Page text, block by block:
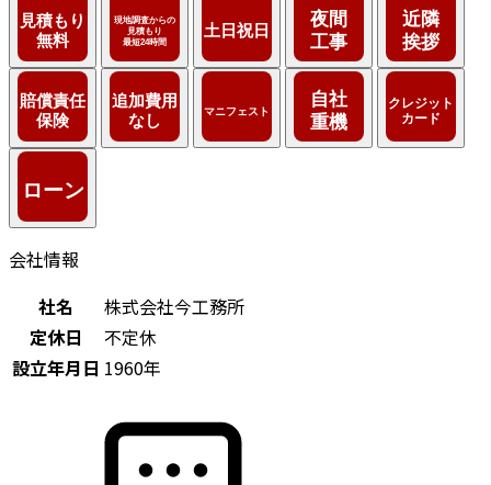
会社情報
社名
株式会社今工務所
定休日
不定休
設立年月日 1960年